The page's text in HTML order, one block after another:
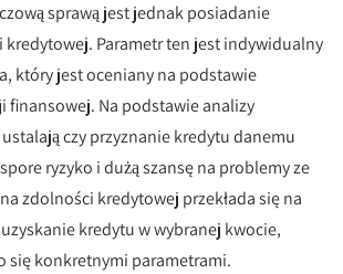
sprawą jest jednak posiadanie
Parametr ten jest indywidualny
który jest oceniany na podstawie
finansowej. Na podstawie analizy
czy przyznanie kredytu danemu
ryzyko i dużą szansę na problemy ze
zdolności kredytowej przekłada się na
kredytu w wybranej kwocie,
się konkretnymi parametrami.